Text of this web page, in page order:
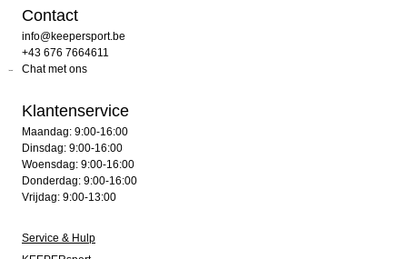
Contact
info@keepersport.be
+43 676 7664611
Chat met ons
Klantenservice
Maandag: 9:00-16:00
Dinsdag: 9:00-16:00
Woensdag: 9:00-16:00
Donderdag: 9:00-16:00
Vrijdag: 9:00-13:00
Service & Hulp